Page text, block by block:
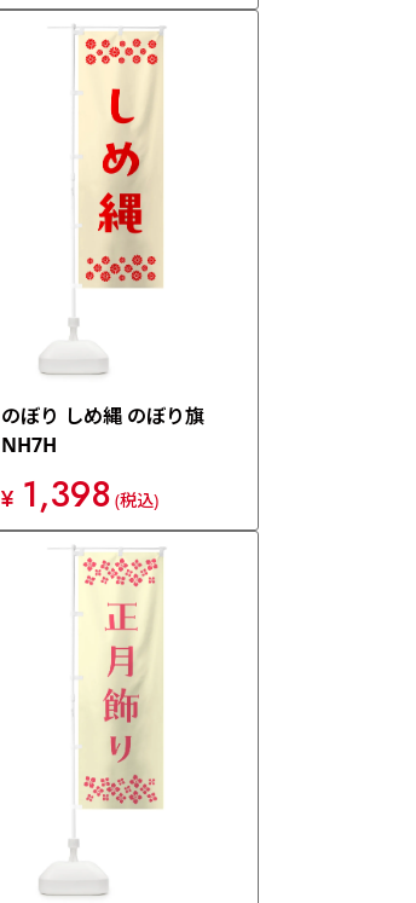
のぼり しめ縄 のぼり旗
NH7H
¥ 1,398 (税込)